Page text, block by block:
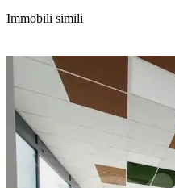
Immobili simili